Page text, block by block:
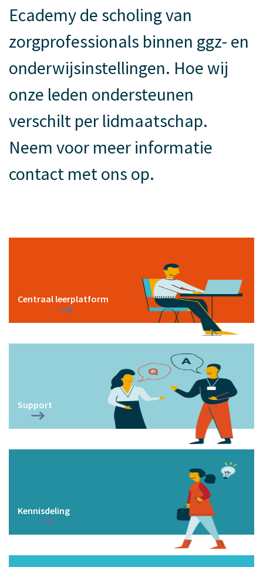
Ecademy de scholing van
zorgprofessionals binnen ggz- en
onderwijsinstellingen. Hoe wij
onze leden ondersteunen
verschilt per lidmaatschap.
Neem voor meer informatie
contact met ons op.
Centraal leerplatform
Support
Kennisdeling